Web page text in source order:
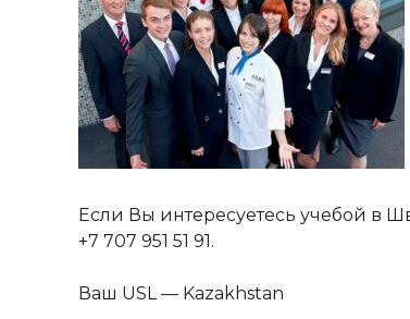
Если Вы интересуетесь учебой в
+7 707 951 51 91.
Ваш USL — Kazakhstan